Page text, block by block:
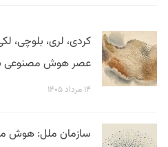
کردی، لری، بلوچی،
عصر هوش مصنوعی
۱۴ مرداد ۱۴۰۵
سازمان ملل: هوش